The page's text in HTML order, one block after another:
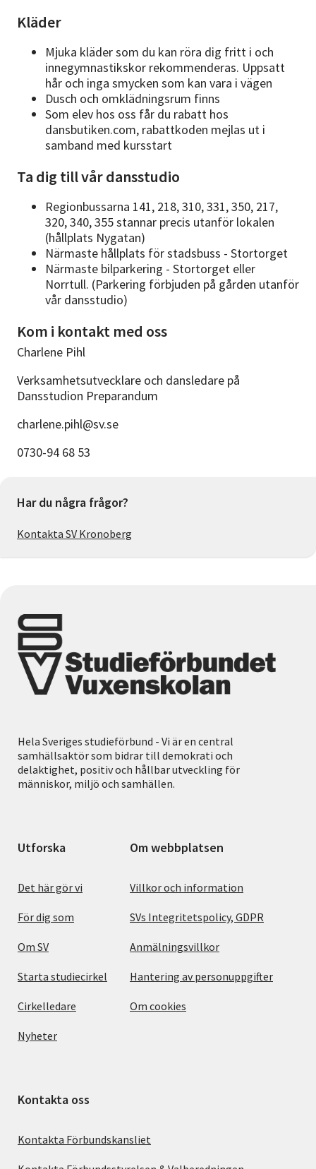
Kläder
Mjuka kläder som du kan röra dig fritt i och
innegymnastikskor rekommenderas. Uppsatt
hår och inga smycken som kan vara i vägen
Dusch och omklädningsrum finns
Som elev hos oss får du rabatt hos
dansbutiken.com, rabattkoden mejlas ut i
samband med kursstart
Ta dig till vår dansstudio
Regionbussarna 141, 218, 310, 331, 350, 217,
320, 340, 355 stannar precis utanför lokalen
(hållplats Nygatan)
Närmaste hållplats för stadsbuss - Stortorget
Närmaste bilparkering - Stortorget eller
Norrtull. (Parkering förbjuden på gården utanför
vår dansstudio)
Kom i kontakt med oss
Charlene Pihl
Verksamhetsutvecklare och dansledare på
Dansstudion Preparandum
charlene.pihl@sv.se
0730-94 68 53
Har du några frågor?
Kontakta SV Kronoberg
Hela Sveriges studieförbund - Vi är en central
samhällsaktör som bidrar till demokrati och
delaktighet, positiv och hållbar utveckling för
människor, miljö och samhällen.
Utforska
Det här gör vi
För dig som
Om SV
Starta studiecirkel
Cirkelledare
Nyheter
Om webbplatsen
Villkor och information
SVs Integritetspolicy, GDPR
Anmälningsvillkor
Hantering av personuppgifter
Om cookies
Kontakta oss
Kontakta Förbundskansliet